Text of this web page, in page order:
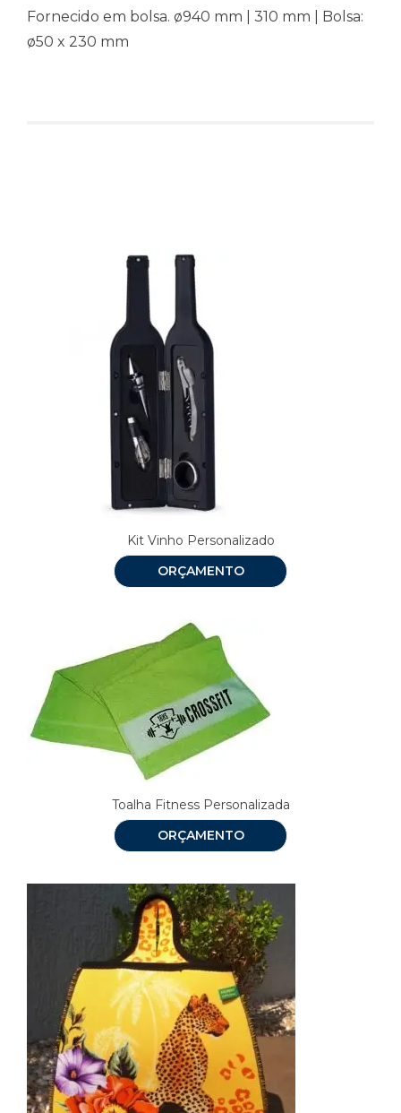
Fornecido em bolsa. ø940 mm | 310 mm | Bolsa:
ø50 x 230 mm
Kit Vinho Personalizado
ORÇAMENTO
Toalha Fitness Personalizada
ORÇAMENTO